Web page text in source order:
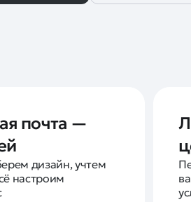
почта —
дизайн, учтем
настроим